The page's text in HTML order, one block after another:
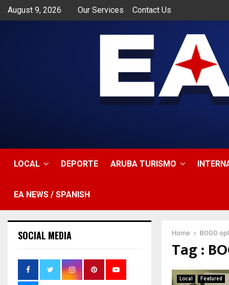
August 9, 2026 Our Services Contact Us
LOCAL DEPORTE ARUBA TURISMO
EA NEWS / SPANISH
Home BOGO
Tag :
Local Featured
SOCIAL MEDIA